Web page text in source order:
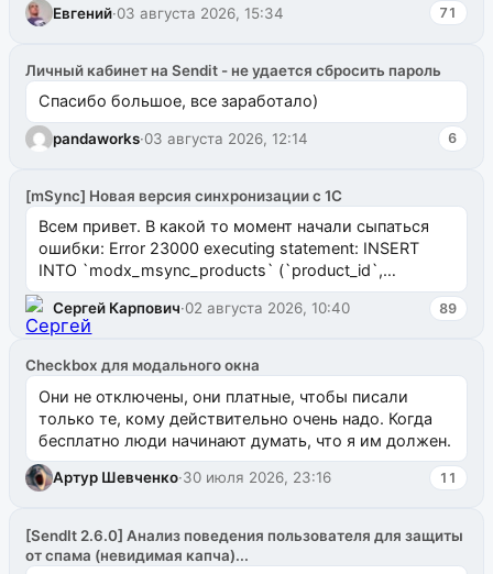
Евгений·03 августа 2026, 15:34 71
Личный кабинет на Sendit - не удается сбросить пароль
Спасибо большое, все заработало)
pandaworks·03 августа 2026, 12:14 6
[mSync] Новая версия синхронизации с 1С
Всем привет. В какой то момент начали сыпаться
ошибки: Error 23000 executing statement: INSERT
INTO `modx_msync_products` (`product_id`,
`uuid_1c`) VALUES ...
Сергей Карпович·02 августа 2026, 10:40 89
Checkbox для модального окна
Они не отключены, они платные, чтобы писали
только те, кому действительно очень надо. Когда
бесплатно люди начинают думать, что я им должен.
Артур Шевченко·30 июля 2026, 23:16 11
[SendIt 2.6.0] Анализ поведения пользователя для защиты
от спама (невидимая капча)...